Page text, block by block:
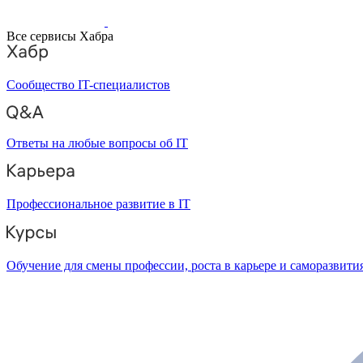
Все сервисы Хабра
Сообщество IT-специалистов
Ответы на любые вопросы об IT
Профессиональное развитие в IT
Обучение для смены профессии, роста в карьере и